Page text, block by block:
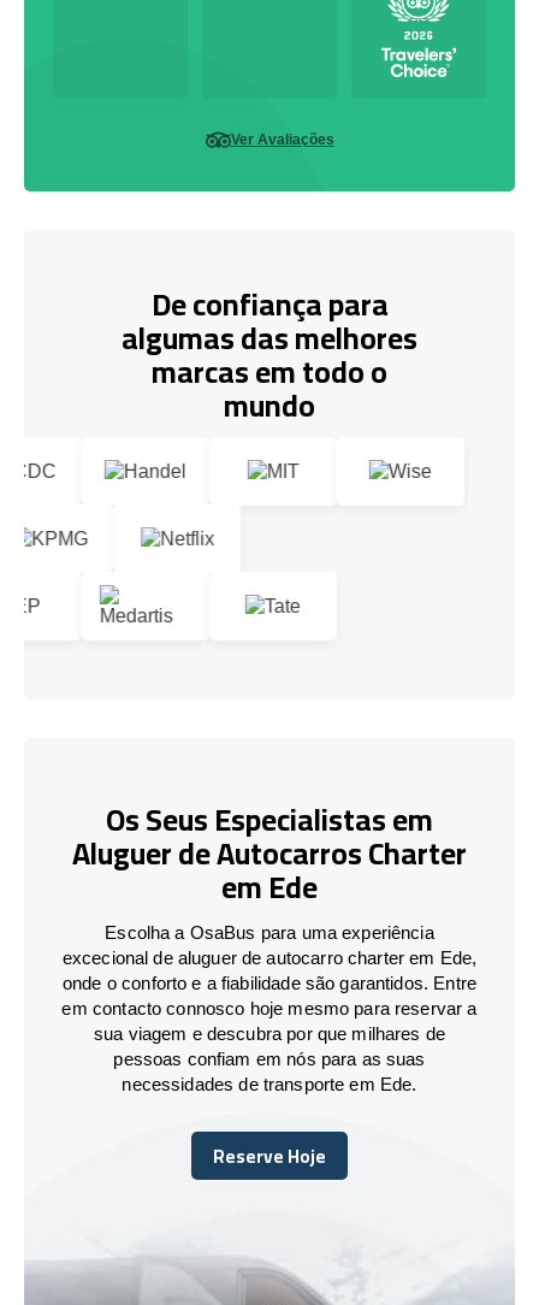
Ver Avaliações
De confiança para
algumas das melhores
marcas em todo o
mundo
Os Seus Especialistas em
Aluguer de Autocarros Charter
em Ede
Escolha a OsaBus para uma experiência
excecional de aluguer de autocarro charter em Ede,
onde o conforto e a fiabilidade são garantidos. Entre
em contacto connosco hoje mesmo para reservar a
sua viagem e descubra por que milhares de
pessoas confiam em nós para as suas
necessidades de transporte em Ede.
Reserve Hoje
Reserve Hoje